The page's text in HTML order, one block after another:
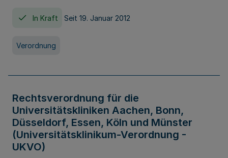
In Kraft Seit 19. Januar 2012
Verordnung
Rechtsverordnung für die
Universitätskliniken Aachen, Bonn,
Düsseldorf, Essen, Köln und Münster
(Universitätsklinikum-Verordnung -
UKVO)